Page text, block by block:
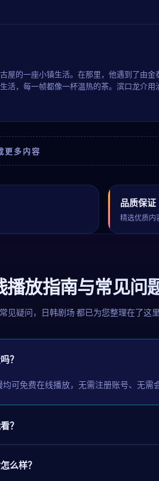
屋的一座小镇生活。在那里，他遇到了由金
活，每一帧都像一杯温热的茶。滨口龙介用
更多内容
品质保证
精选优质内
播放指南与常见问
见疑问， 日韩剧场 都已为您整理在了这里
？
可免费在线播放，无需注册账号、无需
？
么样？